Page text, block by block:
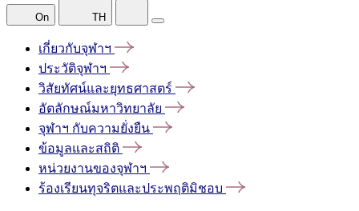
On TH
เกี่ยวกับจุฬาฯ
ประวัติจุฬาฯ
วิสัยทัศน์และยุทธศาสตร์
อัตลักษณ์มหาวิทยาลัย
จุฬาฯ กับความยั่งยืน
ข้อมูลและสถิติ
หน่วยงานของจุฬาฯ
ร้องเรียนทุจริตและประพฤติมิชอบ